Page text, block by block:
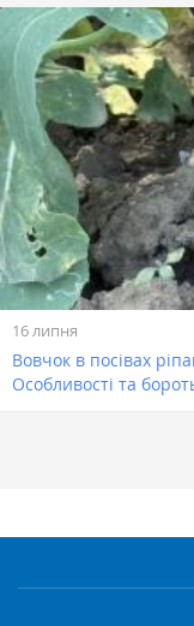
16 липня
Вовчок в посівах
Особливості та